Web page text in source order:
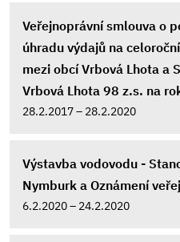
Veřejnoprávní smlouva o
úhradu výdajů na
mezi obcí Vrbová Lhota a
Vrbová Lhota 98 z.s. na
28.2.2017 – 28.2.2020
Výstavba vodovodu -
Nymburk a Oznámení
6.2.2020 – 24.2.2020